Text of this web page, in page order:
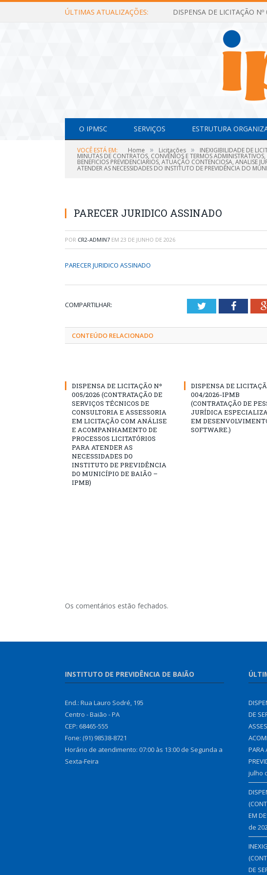
ÚLTIMAS ATUALIZAÇÕES:
O IPMSC SERVIÇOS ESTRUTURA
VOCÊ ESTÁ EM: Home » Licitações » INEXIGIBILIDADE DE
MINUTAS DE CONTRATOS, CONVÊNIOS E TERMOS
BENEFICIOS PREVIDENCIARIOS, ATUAÇÃO CONTENCIOSA, ANALISE
ATENDER AS NECESSIDADES DO INSTITUTO DE PREVIDÊNCIA DO
PARECER JURIDICO ASSINADO
POR CR2-ADMIN7 EM 23 DE JUNHO DE 2026
PARECER JURIDICO ASSINADO
COMPARTILHAR: Twitter
CONTEÚDO RELACIONADO
DISPENSA DE LICITAÇÃO Nº
005/2026 (CONTRATAÇÃO DE
SERVIÇOS TÉCNICOS DE
CONSULTORIA E ASSESSORIA
EM LICITAÇÃO COM ANÁLISE
E ACOMPANHAMENTO DE
PROCESSOS LICITATÓRIOS
PARA ATENDER AS
NECESSIDADES DO
INSTITUTO DE PREVIDÊNCIA
DO MUNICÍPIO DE BAIÃO –
IPMB)
DISPENSA DE
004/2026-IPMB
(CONTRATAÇÃO DE
JURÍDICA
EM
SOFTWARE.)
Os comentários estão fechados.
INSTITUTO DE PREVIDÊNCIA DE BAIÃO
End.: Rua Lauro Sodré, 195
Centro - Baião - PA
CEP: 68465-555
Fone: (91) 98538-8721
Horário de atendimento: 07:00 às 13:00 de Segunda a
Sexta-Feira
DE
PARA
julho
EM
de
DE